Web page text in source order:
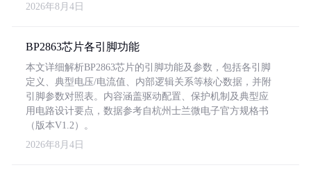
2026年8月4日
BP2863芯片各引脚功能
本文详细解析BP2863芯片的引脚功能及参数，包括各引脚
定义、典型电压/电流值、内部逻辑关系等核心数据，并附
引脚参数对照表。内容涵盖驱动配置、保护机制及典型应
用电路设计要点，数据参考自杭州士兰微电子官方规格书
（版本V1.2）。
2026年8月4日